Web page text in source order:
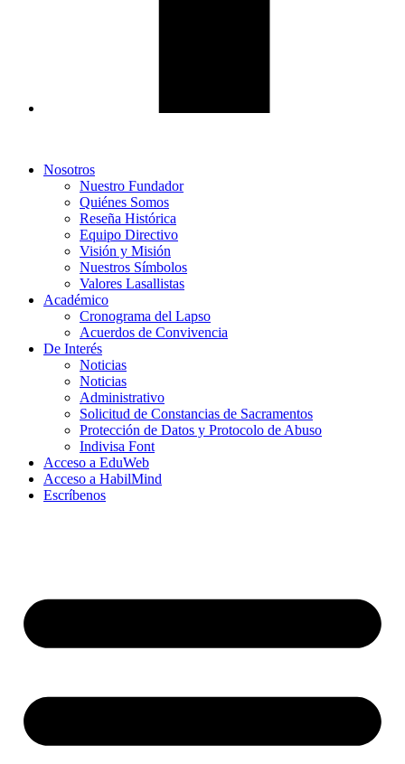
Nosotros
Nuestro Fundador
Quiénes Somos
Reseña Histórica
Equipo Directivo
Visión y Misión
Nuestros Símbolos
Valores Lasallistas
Académico
Cronograma del Lapso
Acuerdos de Convivencia
De Interés
Noticias
Noticias
Administrativo
Solicitud de Constancias de Sacramentos
Protección de Datos y Protocolo de Abuso
Indivisa Font
Acceso a EduWeb
Acceso a HabilMind
Escríbenos